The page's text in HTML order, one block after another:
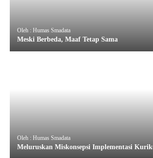
Oleh : Humas Smadata
Meski Berbeda, Maaf Tetap Sama
Oleh : Humas Smadata
Meluruskan Miskonsepsi Implementasi